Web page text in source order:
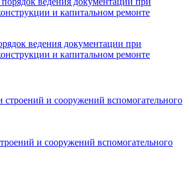
ведения документации при
и капитальном ремонте
и сооружений вспомогательного